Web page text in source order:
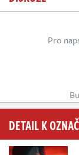
Pro
DETAIL K